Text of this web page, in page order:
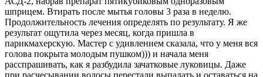
шприцем. Втирать после мытья головы 3 раза в неделю.
Продолжительность лечения определять по результату. Я же
результат ощутила через месяц, когда пришла в
парикмахерскую. Мастер с удивлением сказала, что у меня вся
голова покрыта молодым пушком))) и начала меня
расспрашивать, как я разбудила зачатковые луковицы. Даже
при расчесывании волосы перестали выпадать и оставаться на